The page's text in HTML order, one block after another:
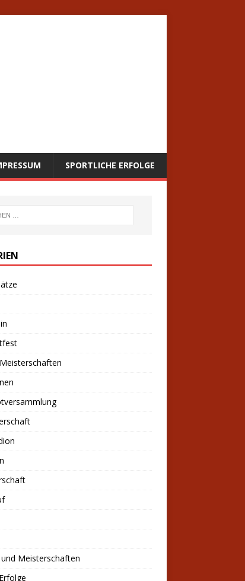
SPORTLICHE ERFOLGE
Meisterschaften